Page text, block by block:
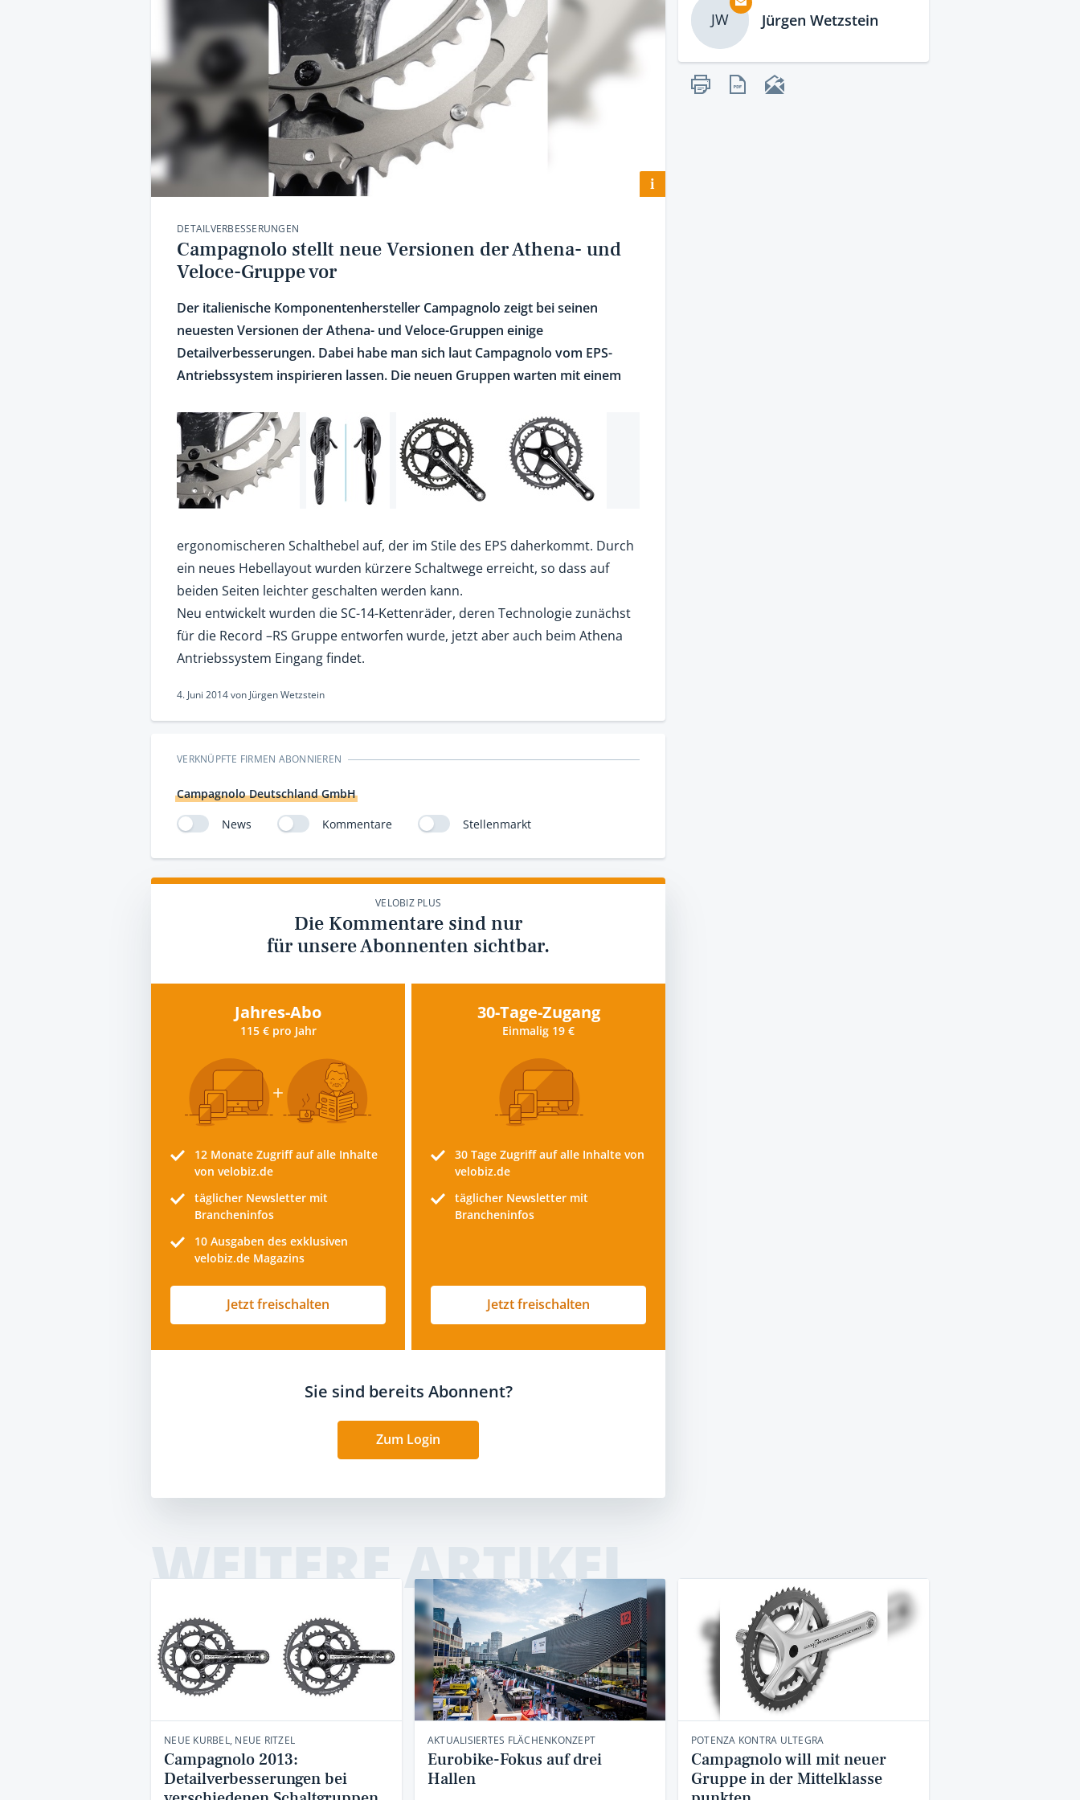
i
DETAILVERBESSERUNGEN
Campagnolo stellt neue Versionen der Athena- und
Veloce-Gruppe vor
Der italienische Komponentenhersteller Campagnolo zeigt bei seinen
neuesten Versionen der Athena- und Veloce-Gruppen einige
Detailverbesserungen. Dabei habe man sich laut Campagnolo vom EPS-
Antriebssystem inspirieren lassen. Die neuen Gruppen warten mit einem
ergonomischeren Schalthebel auf, der im Stile des EPS daherkommt. Durch
ein neues Hebellayout wurden kürzere Schaltwege erreicht, so dass auf
beiden Seiten leichter geschalten werden kann.
Neu entwickelt wurden die SC-14-Kettenräder, deren Technologie zunächst
für die Record –RS Gruppe entworfen wurde, jetzt aber auch beim Athena
Antriebssystem Eingang findet.
4. Juni 2014von Jürgen Wetzstein
VERKNÜPFTE FIRMEN ABONNIEREN
Campagnolo Deutschland GmbH
News
Kommentare Stellenmarkt
VELOBIZ PLUS
Die Kommentare sind nur
für unsere Abonnenten sichtbar.
Jahres-Abo
115 € pro Jahr
12 Monate Zugriff auf alle Inhalte
von velobiz.de
täglicher Newsletter mit
Brancheninfos
10 Ausgaben des exklusiven
velobiz.de Magazins
Jetzt freischalten
30-Tage-Zugang
Einmalig 19 €
30 Tage Zugriff auf alle Inhalte von
velobiz.de
täglicher Newsletter mit
Brancheninfos
Jetzt freischalten
Sie sind bereits Abonnent?
Zum Login
JW Jürgen Wetzstein
WEITERE ARTIKEL
NEUE KURBEL, NEUE RITZEL
Campagnolo 2013:
Detailverbesserungen bei
AKTUALISIERTES FLÄCHENKONZEPT
Eurobike-Fokus auf drei
Hallen
POTENZA KONTRA ULTEGRA
Campagnolo will mit neuer
Gruppe in der Mittelklasse